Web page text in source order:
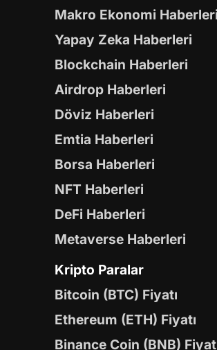
Makro Ekonomi Haberleri
Yapay Zeka Haberleri
Blockchain Haberleri
Airdrop Haberleri
Döviz Haberleri
Emtia Haberleri
Borsa Haberleri
NFT Haberleri
DeFi Haberleri
Metaverse Haberleri
Kripto Paralar
Bitcoin (BTC) Fiyatı
Ethereum (ETH) Fiyatı
Binance Coin (BNB)